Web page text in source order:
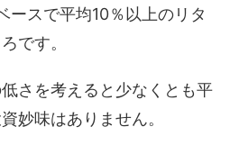
スで平均10％以上のリタ
です。
さを考えると少なくとも平
妙味はありません。